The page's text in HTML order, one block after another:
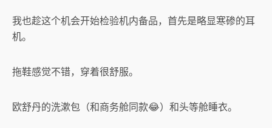
我也趁这个机会开始检验机内备品，首先是略显寒碜的耳
机。
拖鞋感觉不错，穿着很舒服。
欧舒丹的洗漱包（和商务舱同款😂）和头等舱睡衣。